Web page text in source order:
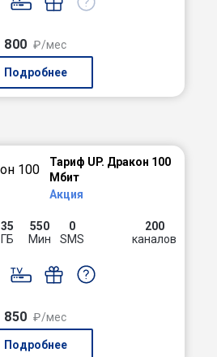
800 ₽/мес
Подробнее
Тариф UP. Дракон 100
Мбит
Акция
35
ГБ
550
Мин
0
SMS
200
каналов
850 ₽/мес
Подробнее